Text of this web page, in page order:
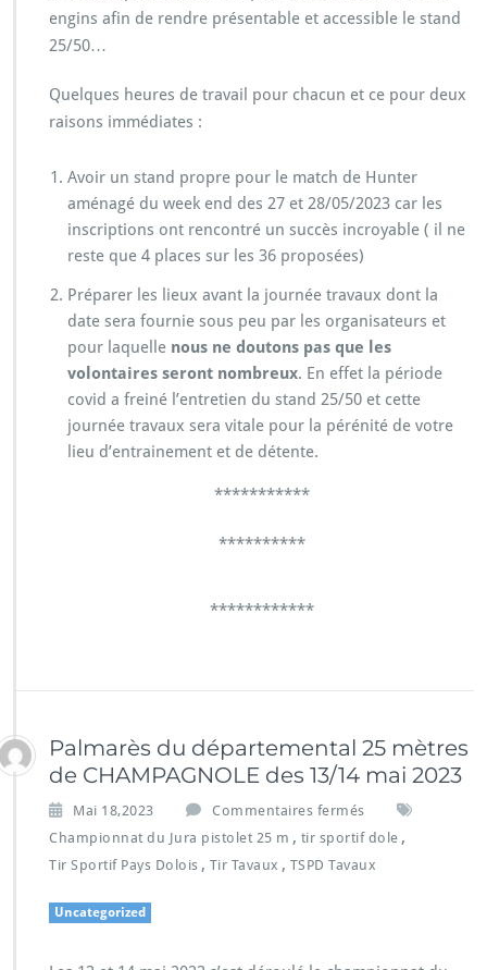
engins afin de rendre présentable et accessible le stand
25/50…
Quelques heures de travail pour chacun et ce pour deux
raisons immédiates :
Avoir un stand propre pour le match de Hunter
aménagé du week end des 27 et 28/05/2023 car les
inscriptions ont rencontré un succès incroyable ( il ne
reste que 4 places sur les 36 proposées)
Préparer les lieux avant la journée travaux dont la
date sera fournie sous peu par les organisateurs et
pour laquelle nous ne doutons pas que les
volontaires seront nombreux. En effet la période
covid a freiné l’entretien du stand 25/50 et cette
journée travaux sera vitale pour la pérénité de votre
lieu d’entrainement et de détente.
***********
**********
************
Palmarès du départemental 25 mètres
de CHAMPAGNOLE des 13/14 mai 2023
Mai 18,2023
Commentaires fermés
Championnat du Jura pistolet 25 m , tir sportif dole ,
Tir Sportif Pays Dolois , Tir Tavaux , TSPD Tavaux
Uncategorized